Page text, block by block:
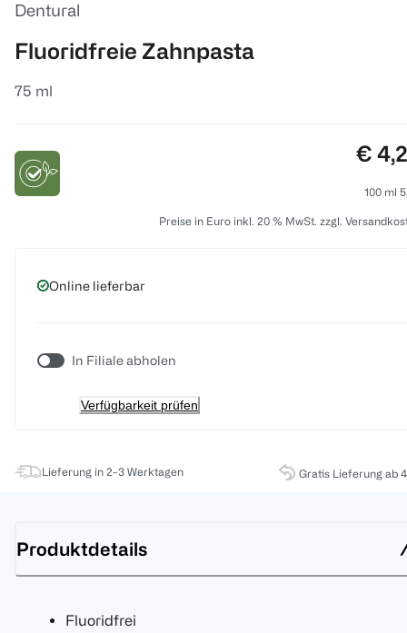
Dentural
Fluoridfreie Zahnpasta
75 ml
€
100 ml
Preise in Euro inkl. 20 % MwSt. zzgl.
Online lieferbar
In Filiale abholen
Verfügbarkeit prüfen
Lieferung in 2-3 Werktagen Gratis Lieferung ab
Produktdetails
Fluoridfrei